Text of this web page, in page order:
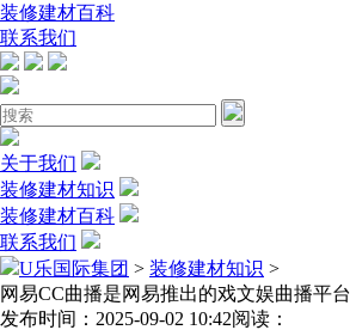
装修建材百科
联系我们
关于我们
装修建材知识
装修建材百科
联系我们
U乐国际集团 > 装修建材知识 >
网易CC曲播是网易推出的戏文娱曲播平台
发布时间：2025-09-02 10:42阅读：